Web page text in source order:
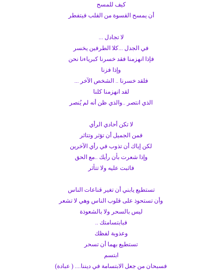
كيف للمسح
أن يمسح القسوة من القلب فيتفطر
لا تجادل ...
في الجدل ...كلا الطرفين يخسر
فإذا انهزمنا فقد خسرنا كبرياءنا نحن
وإذا فزنا
فلقد خسرنا .. الشخص الآخر ...
لقد انهزمنا كلنا
الذي انتصر ..والذي ظن أنه لم يُنصر
لا تكن أحادي الرأي
فمن الجميل أن تؤثر وتتاثر
لكن إياك أن تذوب في رأي الآخرين
وإذا شعرت بأن رأيك ..مع الحق
فاثبت عليه ولا تتأثر
تستطيع يابني أن تغير قناعات الناس
وأن تستحوذ على قلوب الناس وهي لا تشعر
ليس بالسحر ولا بالشعوذة
فبابتسامتك ..
وعذوبة لفظك
تستطيع بهما أن تسحر
ابتسم
فسبحان من جعل الابتسامة في ديننا.... ( عبادة)